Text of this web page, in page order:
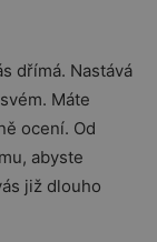
dřímá. Nastává
Máte
ocení. Od
abyste
již dlouho